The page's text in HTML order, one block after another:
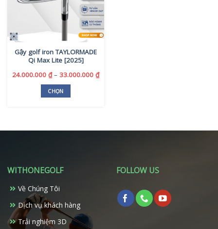
Gậy golf iron TAYLORMADE
Qi Max Lite [2025]
24.000.000 ₫ – 33.000.000 ₫Khoảng
CHỌN
có
Các
chọn
có
thể
được
WITHONEGOLF
Về Chúng Tôi
Dịch vụ khách hàng
Trải nghiệm 3D
FOLLOW US